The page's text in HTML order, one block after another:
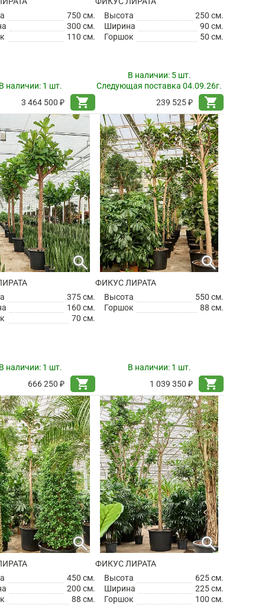
750 см.
300 см.
110 см.
наличии: 1 шт.
3 464 500 ₽
shopping_cart
Высота
250 см.
Ширина
90 см.
Горшок
50 см.
В наличии: 5 шт.
Следующая поставка 04.09.26г.
239 525 ₽
shopping_cart
search
375 см.
160 см.
70 см.
наличии: 1 шт.
666 250 ₽
shopping_cart
search
ФИКУС ЛИРАТА
Высота
550 см.
Горшок
88 см.
В наличии: 1 шт.
1 039 350 ₽
shopping_cart
search
450 см.
200 см.
88 см.
search
ФИКУС ЛИРАТА
Высота
625 см.
Ширина
225 см.
Горшок
100 см.